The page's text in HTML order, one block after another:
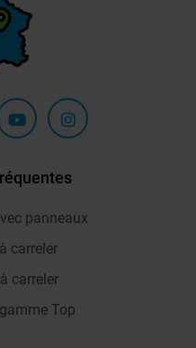
panneaux
carreler
carreler
Top